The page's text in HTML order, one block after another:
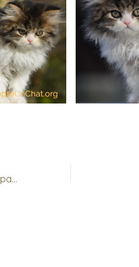
Nouveau : Faire un don régulier par virement, c’est possible !